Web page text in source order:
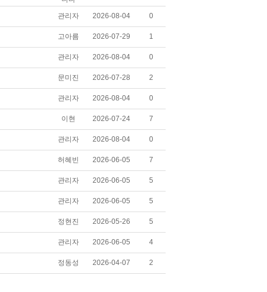
관리자 2026-08-04 0
고아름 2026-07-29 1
관리자 2026-08-04 0
문미진 2026-07-28 2
관리자 2026-08-04 0
이현 2026-07-24 7
관리자 2026-08-04 0
허혜빈 2026-06-05 7
관리자 2026-06-05 5
관리자 2026-06-05 5
정현진 2026-05-26 5
관리자 2026-06-05 4
정동성 2026-04-07 2